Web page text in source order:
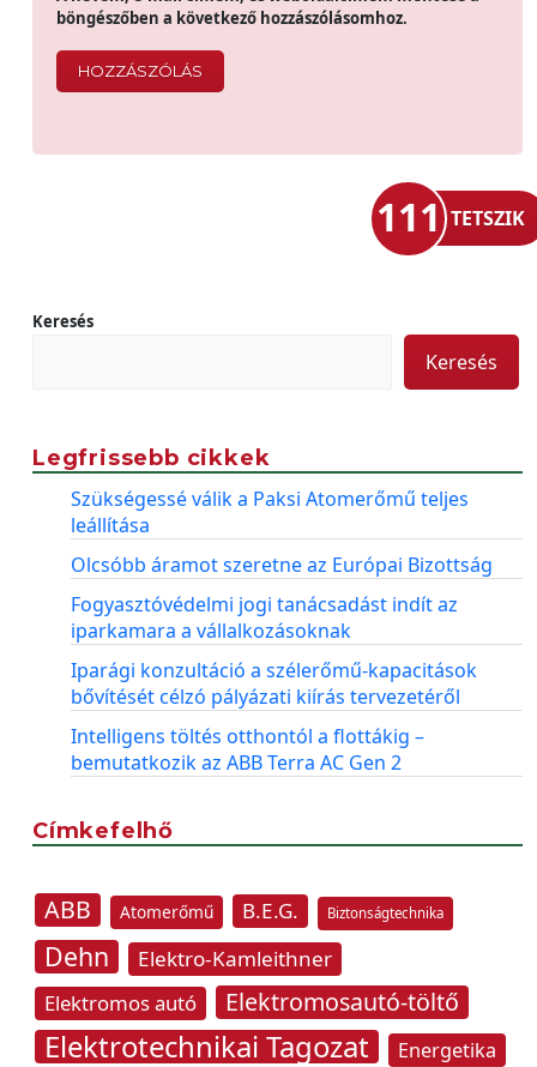
böngészőben a következő hozzászólásomhoz.
111 TETSZIK
Keresés
Keresés
Legfrissebb cikkek
Szükségessé válik a Paksi Atomerőmű teljes
leállítása
Olcsóbb áramot szeretne az Európai Bizottság
Fogyasztóvédelmi jogi tanácsadást indít az
iparkamara a vállalkozásoknak
Iparági konzultáció a szélerőmű-kapacitások
bővítését célzó pályázati kiírás tervezetéről
Intelligens töltés otthontól a flottákig –
bemutatkozik az ABB Terra AC Gen 2
Címkefelhő
ABB Atomerőmű B.E.G. Biztonságtechnika
Dehn
Elektro-Kamleithner
Elektromos autó
Elektromosautó-töltő
Elektrotechnikai Tagozat Energetika